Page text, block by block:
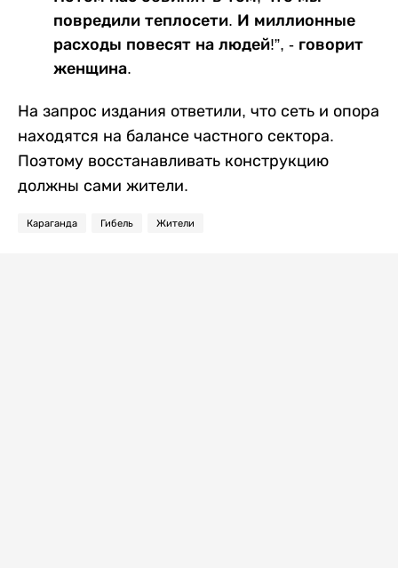
повредили теплосети. И миллионные
расходы повесят на людей!”, - говорит
женщина.
На запрос издания ответили, что сеть и опора
находятся на балансе частного сектора.
Поэтому восстанавливать конструкцию
должны сами жители.
Караганда Гибель Жители